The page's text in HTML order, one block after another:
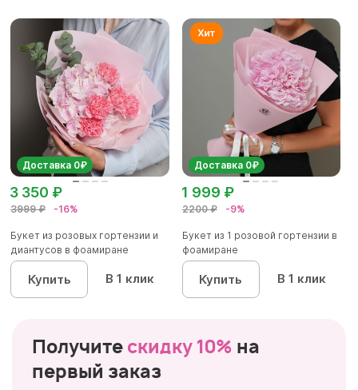
Доставка 0₽
3999 ₽ -16%
3 350 ₽
Букет из розовых гортензии и
диантусов в фоамиране
Купить В 1 клик
Доставка 0₽
2200 ₽ -9%
1 999 ₽
Букет из 1 розовой гортензии в
фоамиране
Купить В 1 клик
Получите скидку 10% на
первый заказ